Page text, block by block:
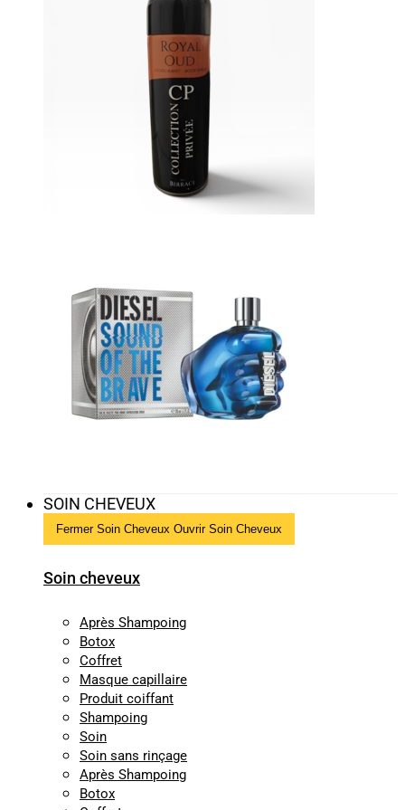
SOIN CHEVEUX
Fermer Soin Cheveux Ouvrir Soin Cheveux
Soin cheveux
Après Shampoing
Botox
Coffret
Masque capillaire
Produit coiffant
Shampoing
Soin
Soin sans rinçage
Après Shampoing
Botox